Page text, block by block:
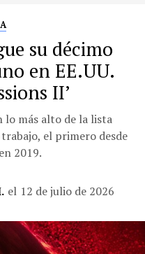
su décimo
en EE.UU.
II’
lo más alto de la lista
el primero desde
2019.
el 12 de julio de 2026